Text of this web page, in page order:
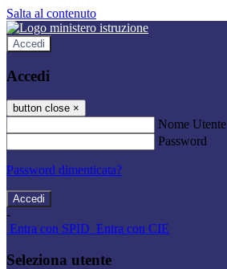
Salta al contenuto
Accedi
Accedi
button close ×
Nome Utente
Password
Password dimenticata?
-
Entra con SPID Entra con CIE
Seleziona utente